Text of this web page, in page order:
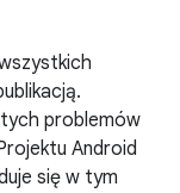
problemów
Android
się w tym